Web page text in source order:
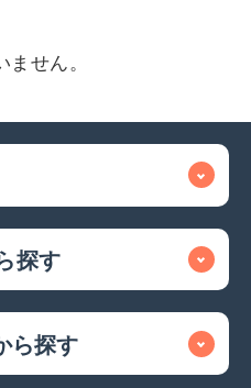
せん。
探す
ら探す